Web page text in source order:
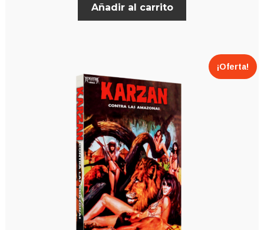
Añadir al carrito
¡Oferta!